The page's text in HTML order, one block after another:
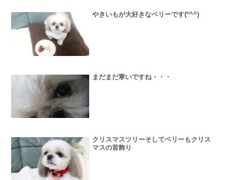
やきいもが大好きなベリーです(*^^)
まだまだ寒いですね・・・
クリスマスツリーそしてベリーもクリス
マスの首飾り